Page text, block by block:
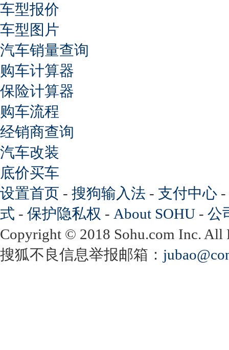
车型报价
车型图片
汽车销量查询
购车计算器
保险计算器
购车流程
经销商查询
汽车改装
底价买车
设置首页 - 搜狗输入法 - 支付中心 -
式 - 保护隐私权 - About SOHU - 公
Copyright © 2018 Sohu.com Inc.
搜狐不良信息举报邮箱：